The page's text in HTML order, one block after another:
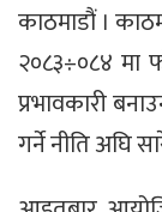
काठमाडौं ।
२०८३÷०८४ मा
प्रभावकारी
गर्ने नीति अघि